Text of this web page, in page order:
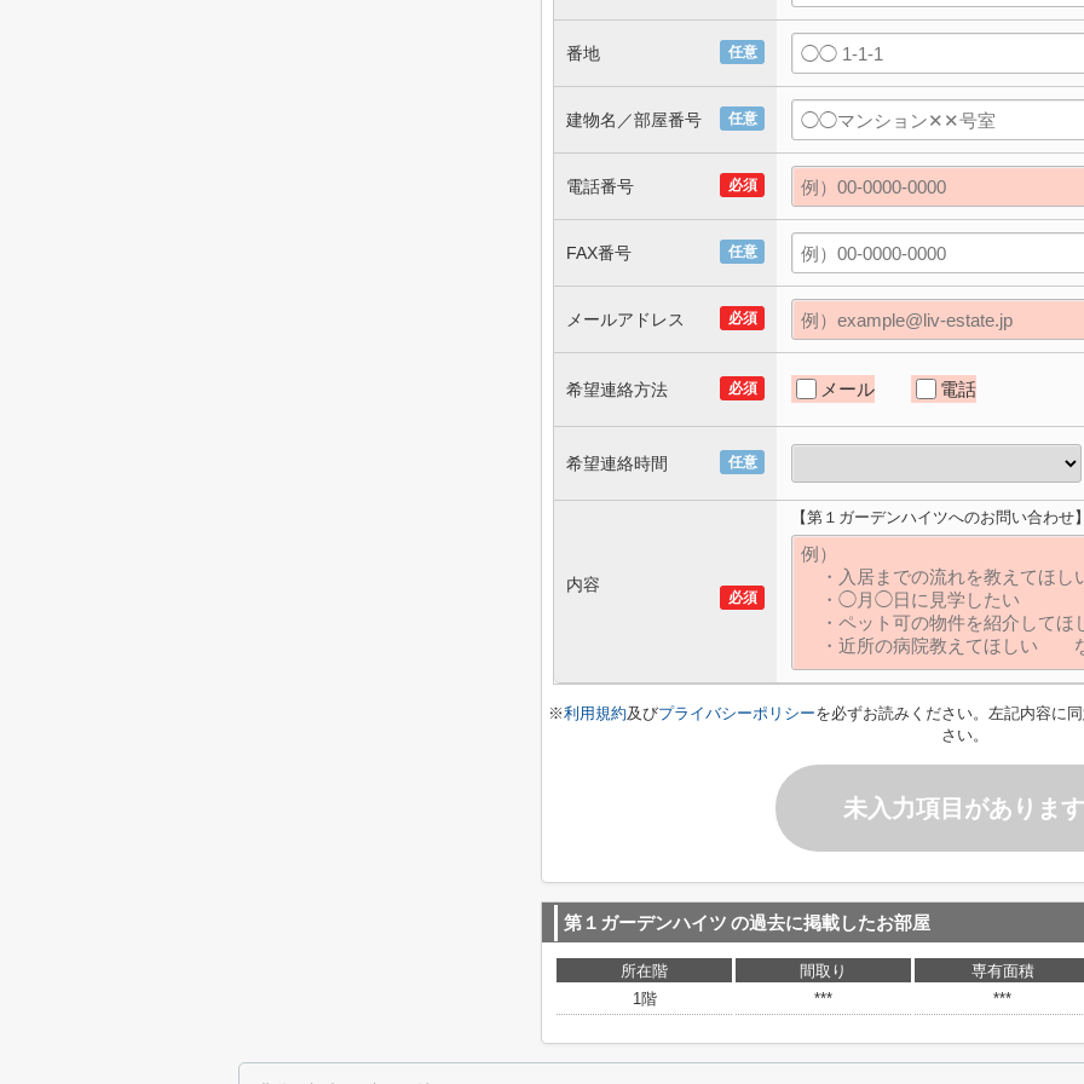
任意
番地
任意
建物名／部屋番号
必須
電話番号
任意
FAX番号
必須
メールアドレス
必須
希望連絡方法 メール 電話
任意
希望連絡時間
必須
内容
【第１ガーデンハイツへのお問い合わせ
※利用規約及びプライバシーポリシーを必ずお読みください。左記内容に
さい。
未入力項目があります
第１ガーデンハイツ の過去に掲載したお部屋
所在階 間取り
専有面積
1階
*** ***